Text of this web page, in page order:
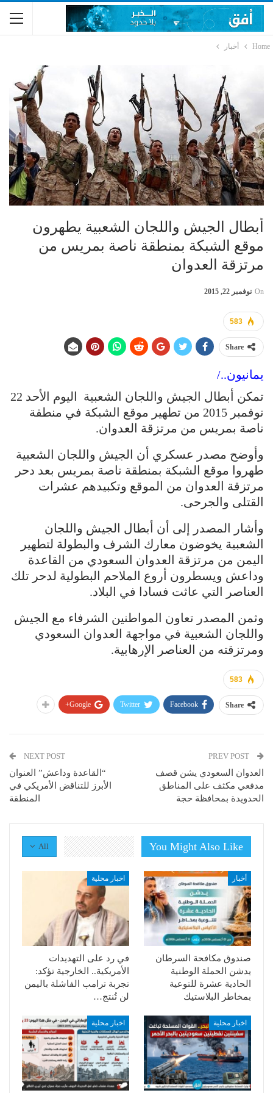
Home أخبار
أبطال الجيش واللجان الشعبية يطهرون
موقع الشبكة بمنطقة ناصة بمريس من
مرتزقة العدوان
On نوفمبر 22, 2015
583
Share
يمانيون../
تمكن أبطال الجيش واللجان الشعبية اليوم الأحد 22
نوفمبر 2015 من تطهير موقع الشبكة في منطقة
ناصة بمريس من مرتزقة العدوان.
وأوضح مصدر عسكري أن الجيش واللجان الشعبية
طهروا موقع الشبكة بمنطقة ناصة بمريس بعد دحر
مرتزقة العدوان من الموقع وتكبيدهم عشرات
القتلى والجرحى.
وأشار المصدر إلى أن أبطال الجيش واللجان
الشعبية يخوضون معارك الشرف والبطولة لتطهير
اليمن من مرتزقة العدوان السعودي من القاعدة
وداعش ويسطرون أروع الملاحم البطولية لدحر تلك
العناصر التي عاثت فسادا في البلاد.
وثمن المصدر تعاون المواطنين الشرفاء مع الجيش
واللجان الشعبية في مواجهة العدوان السعودي
ومرتزقته من العناصر الإرهابية.
583
Share
Facebook
Twitter
Google+
العدوان السعودي يشن قصف
مدفعي مكثف على المناطق
الحدويدة بمحافظة حجة
NEXT POST
“القاعدة وداعش” العنوان
الأبرز للتناقض الأمريكي في
المنطقة
All You Might Also Like
أخبار
صندوق مكافحة السرطان
يدشن الحملة الوطنية
الحادية عشرة للتوعية
بمخاطر البلاستيك
اخبار محلية
في رد على التهديدات
الأمريكية.. الخارجية تؤكد:
تجربة ترامب الفاشلة باليمن
لن تُنتج…
اخبار محلية اخبار محلية